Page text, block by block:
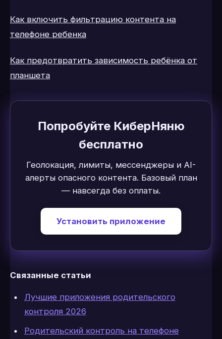
Как включить фильтрацию контента на
телефоне ребенка
Как предотвратить зависимость ребёнка от
планшета
Попробуйте КиберНяню
бесплатно
Геолокация, лимиты, мессенджеры и AI-
алерты опасного контента. Базовый план
— навсегда без оплаты.
Установить приложение
Связанные статьи
Лучшие приложения родительского
контроля 2026
Родительский контроль на телефоне